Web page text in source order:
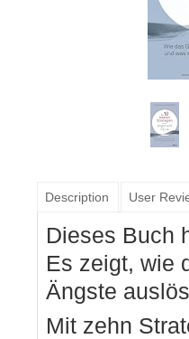
Description User
Dieses Buch
Es zeigt, wie
Ängste
Mit zehn